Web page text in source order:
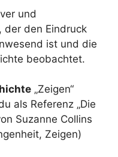
und
der den Eindruck
ist und die
beobachtet.
„Zeigen“
als Referenz „Die
Suzanne Collins
Zeigen)